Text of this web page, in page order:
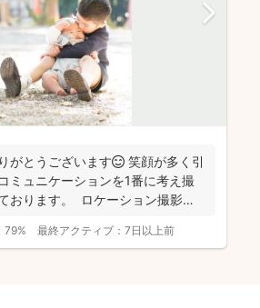
がとうございます😊 笑顔が多く引
ミュニケーションを1番に考え撮
おります。 ロケーション撮影も
79% 最終アクティブ： 7日以上前